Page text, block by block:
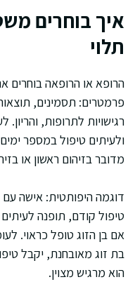
איך בוחרים
תלוי
הרופא או הרופאה
פרמטרים: תסמינים,
רגישויות לתרופות,
ולעיתים טיפול במספר
מדובר בזיהום ראשון או
דוגמה היפותטית: אישה עם
טיפול קודם, תופנה
אם בן הזוג טופל כראוי.
בת זוג מאובחנת, יקבל
הוא מרגיש מצוין.